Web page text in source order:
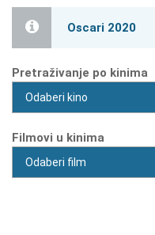
Oscari 2020
Pretraživanje po kinima
Filmovi u kinima